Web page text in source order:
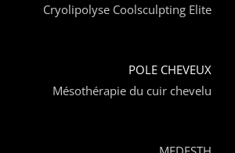
Cryolipolyse Coolsculpting Elite
POLE CHEVEUX
Mésothérapie du cuir chevelu